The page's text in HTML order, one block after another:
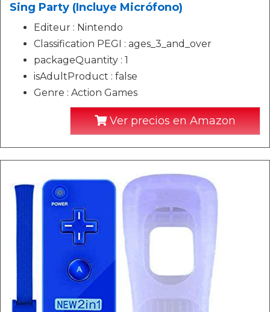
Sing Party (Incluye Micrófono)
Editeur : Nintendo
Classification PEGI : ages_3_and_over
packageQuantity : 1
isAdultProduct : false
Genre : Action Games
Ver precios en Amazon